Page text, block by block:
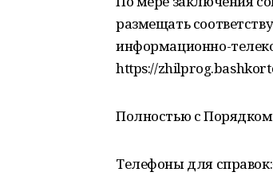
размещать
информационно-
https://
Полностью с
Телефоны для